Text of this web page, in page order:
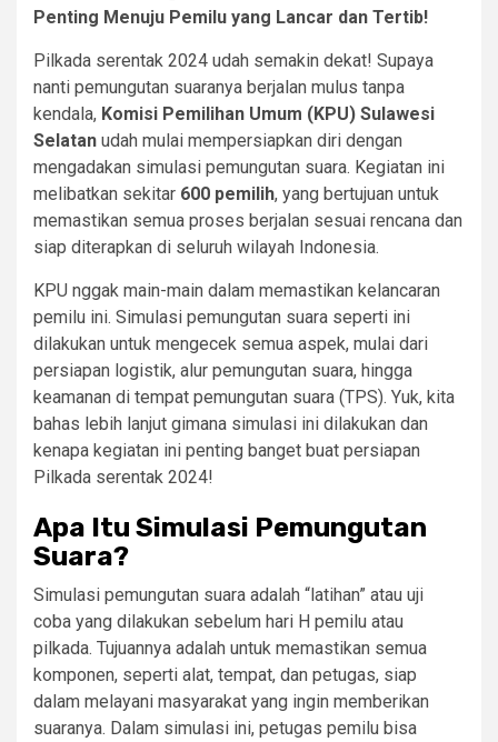
Penting Menuju Pemilu yang Lancar dan Tertib!
Pilkada serentak 2024 udah semakin dekat! Supaya
nanti pemungutan suaranya berjalan mulus tanpa
kendala, Komisi Pemilihan Umum (KPU) Sulawesi
Selatan udah mulai mempersiapkan diri dengan
mengadakan simulasi pemungutan suara. Kegiatan ini
melibatkan sekitar 600 pemilih, yang bertujuan untuk
memastikan semua proses berjalan sesuai rencana dan
siap diterapkan di seluruh wilayah Indonesia.
KPU nggak main-main dalam memastikan kelancaran
pemilu ini. Simulasi pemungutan suara seperti ini
dilakukan untuk mengecek semua aspek, mulai dari
persiapan logistik, alur pemungutan suara, hingga
keamanan di tempat pemungutan suara (TPS). Yuk, kita
bahas lebih lanjut gimana simulasi ini dilakukan dan
kenapa kegiatan ini penting banget buat persiapan
Pilkada serentak 2024!
Apa Itu Simulasi Pemungutan
Suara?
Simulasi pemungutan suara adalah “latihan” atau uji
coba yang dilakukan sebelum hari H pemilu atau
pilkada. Tujuannya adalah untuk memastikan semua
komponen, seperti alat, tempat, dan petugas, siap
dalam melayani masyarakat yang ingin memberikan
suaranya. Dalam simulasi ini, petugas pemilu bisa